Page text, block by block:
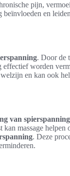
pijn,
en
. Door de
worden
en kan ook
van spierspanning
massage helpen
. Deze